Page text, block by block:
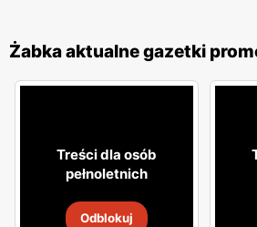
Żabka aktualne gazetki
Treści dla osób
pełnoletnich
Odblokuj